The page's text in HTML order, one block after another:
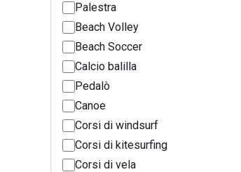
Palestra
Beach Volley
Beach Soccer
Calcio balilla
Pedalò
Canoe
Corsi di windsurf
Corsi di kitesurfing
Corsi di vela